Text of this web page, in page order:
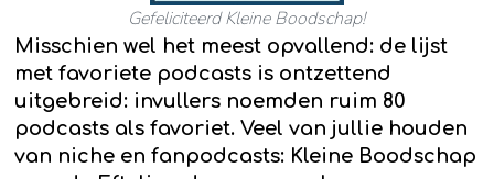
Gefeliciteerd Kleine Boodschap!
Misschien wel het meest opvallend: de lijst
met favoriete podcasts is ontzettend
uitgebreid: invullers noemden ruim 80
podcasts als favoriet. Veel van jullie houden
van niche en fanpodcasts: Kleine Boodschap